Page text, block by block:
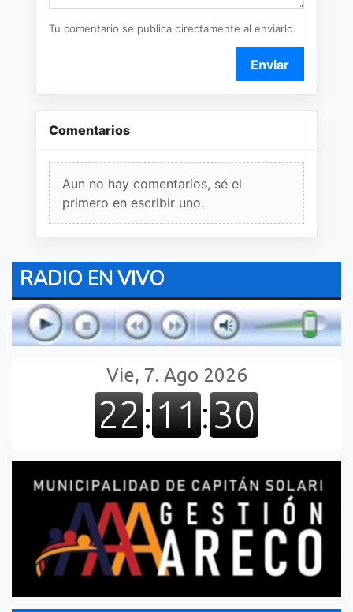
Tu comentario se publica directamente al enviarlo.
Enviar
Comentarios
Aun no hay comentarios, sé el
primero en escribir uno.
RADIO EN VIVO